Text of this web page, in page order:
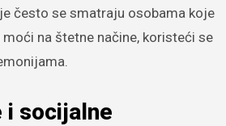
često se smatraju osobama koje
na štetne načine, koristeći se
i socijalne